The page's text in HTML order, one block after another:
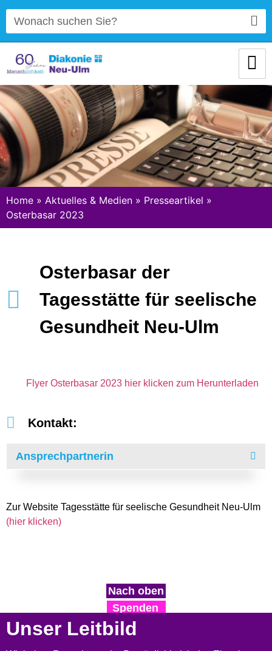
Home » Aktuelles & Medien » Presseartikel »
Osterbasar 2023
Osterbasar der
Tagesstätte für seelische
Gesundheit Neu-Ulm
Flyer Osterbasar 2023 hier klicken zum Herunterladen
Kontakt:
Ansprechpartnerin
Zur Website Tagesstätte für seelische Gesundheit Neu-Ulm
(hier klicken)
Nach oben
Spenden
Unser Leitbild